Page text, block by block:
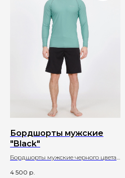
Бордшорты мужские
"Black"
Бордшорты мужские черного цвета
4 500 р.